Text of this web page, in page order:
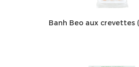
Banh Beo aux crevettes (